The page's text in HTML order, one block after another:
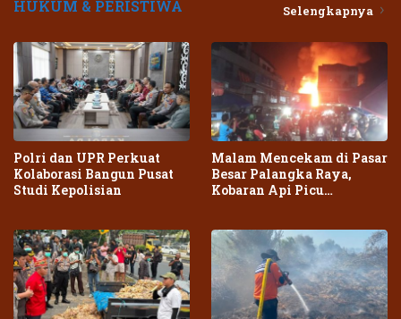
HUKUM & PERISTIWA Selengkapnya
Polri dan UPR Perkuat
Kolaborasi Bangun Pusat
Studi Kepolisian
Malam Mencekam di Pasar
Besar Palangka Raya,
Kobaran Api Picu